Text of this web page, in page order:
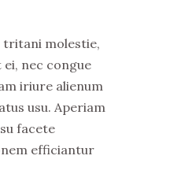
molestie,
nec congue
iriure alienum
usu. Aperiam
facete
efficiantur